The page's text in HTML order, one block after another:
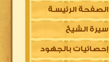
الصفحة الرئيسـة
سيرة الشيخ
إحصائيات بالجهود